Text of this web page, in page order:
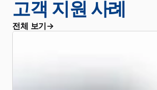
고객 지원 사례
전체 보기